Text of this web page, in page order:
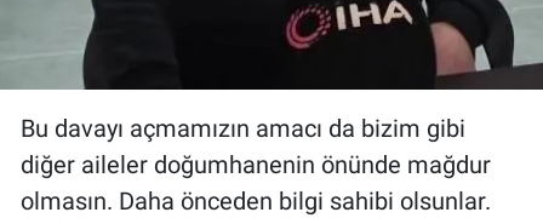
Bu davayı açmamızın amacı da bizim gibi
diğer aileler doğumhanenin önünde mağdur
olmasın. Daha önceden bilgi sahibi olsunlar.